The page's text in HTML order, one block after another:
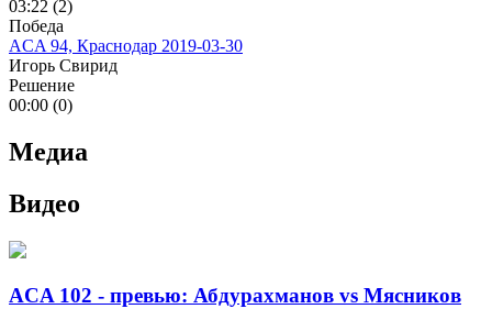
03:22 (2)
Победа
ACA 94, Краснодар 2019-03-30
Игорь Свирид
Решение
00:00 (0)
Медиа
Видео
ACA 102 - превью: Абдурахманов vs Мясников